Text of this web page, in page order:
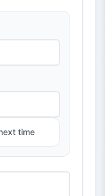
time